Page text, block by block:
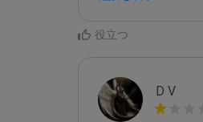
役立つ
D V